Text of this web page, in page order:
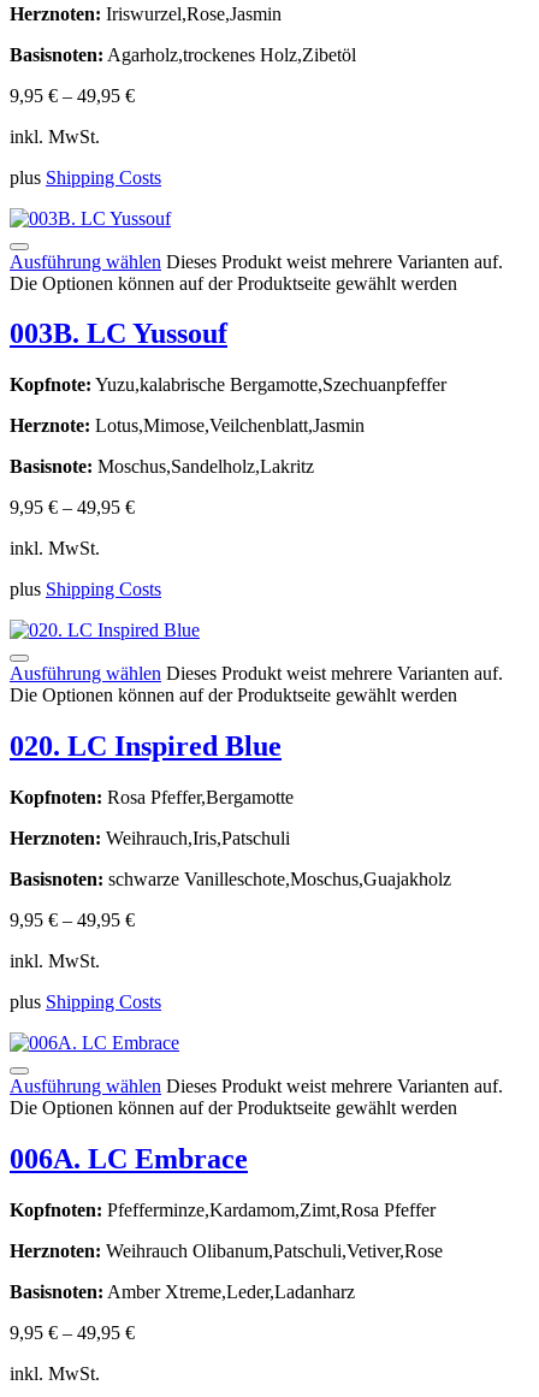
Herznoten: Iriswurzel,Rose,Jasmin
Basisnoten: Agarholz,trockenes Holz,Zibetöl
9,95 € – 49,95 €
inkl. MwSt.
plus Shipping Costs
Ausführung wählen Dieses Produkt weist mehrere Varianten auf.
Die Optionen können auf der Produktseite gewählt werden
003B. LC Yussouf
Kopfnote: Yuzu,kalabrische Bergamotte,Szechuanpfeffer
Herznote: Lotus,Mimose,Veilchenblatt,Jasmin
Basisnote: Moschus,Sandelholz,Lakritz
9,95 € – 49,95 €
inkl. MwSt.
plus Shipping Costs
Ausführung wählen Dieses Produkt weist mehrere Varianten auf.
Die Optionen können auf der Produktseite gewählt werden
020. LC Inspired Blue
Kopfnoten: Rosa Pfeffer,Bergamotte
Herznoten: Weihrauch,Iris,Patschuli
Basisnoten: schwarze Vanilleschote,Moschus,Guajakholz
9,95 € – 49,95 €
inkl. MwSt.
plus Shipping Costs
Ausführung wählen Dieses Produkt weist mehrere Varianten auf.
Die Optionen können auf der Produktseite gewählt werden
006A. LC Embrace
Kopfnoten: Pfefferminze,Kardamom,Zimt,Rosa Pfeffer
Herznoten: Weihrauch Olibanum,Patschuli,Vetiver,Rose
Basisnoten: Amber Xtreme,Leder,Ladanharz
9,95 € – 49,95 €
inkl. MwSt.